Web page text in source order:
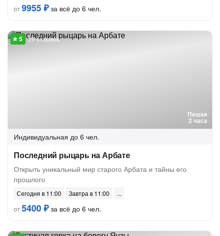
от9955 ₽за всё до 6 чел.
Пешая
2 часа
29 отзывов
Индивидуальная до 6 чел.
Последний рыцарь на Арбате
Открыть уникальный мир старого Арбата и тайны его
прошлого
Сегодня в 11:00
Завтра в 11:00
от5400 ₽за всё до 6 чел.